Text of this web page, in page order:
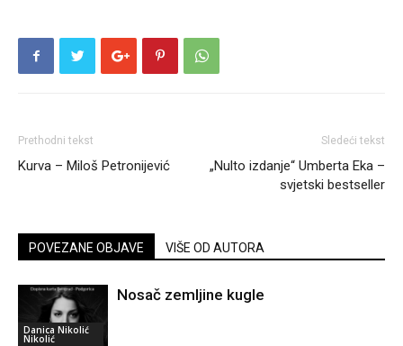
Prethodni tekst
Kurva – Miloš Petronijević
Sledeći tekst
„Nulto izdanje“ Umberta Eka –
svjetski bestseller
POVEZANE OBJAVE VIŠE OD AUTORA
Danica Nikolić
Nikolić
Nosač zemljine kugle